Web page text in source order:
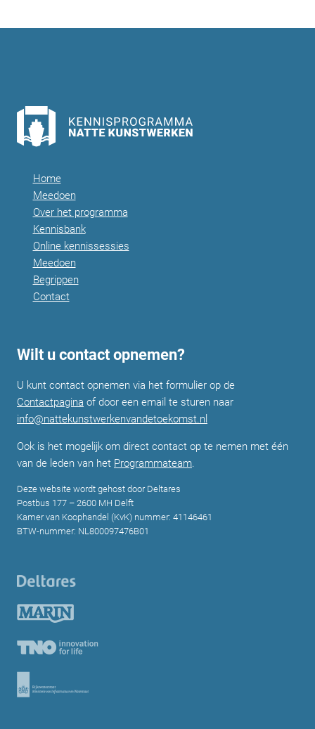
Home
Meedoen
Over het programma
Kennisbank
Online kennissessies
Meedoen
Begrippen
Contact
Wilt u contact opnemen?
U kunt contact opnemen via het formulier op de
Contactpagina of door een email te sturen naar
info@nattekunstwerkenvandetoekomst.nl
Ook is het mogelijk om direct contact op te nemen met één
van de leden van het Programmateam.
Deze website wordt gehost door Deltares
Postbus 177 – 2600 MH Delft
Kamer van Koophandel (KvK) nummer: 41146461
BTW-nummer: NL800097476B01